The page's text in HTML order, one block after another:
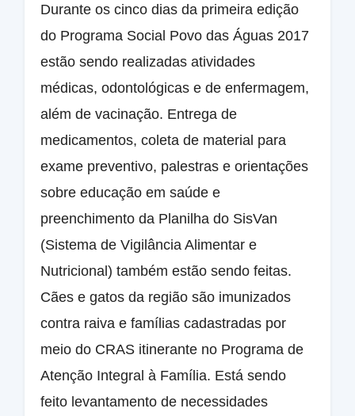
Durante os cinco dias da primeira edição
do Programa Social Povo das Águas 2017
estão sendo realizadas atividades
médicas, odontológicas e de enfermagem,
além de vacinação. Entrega de
medicamentos, coleta de material para
exame preventivo, palestras e orientações
sobre educação em saúde e
preenchimento da Planilha do SisVan
(Sistema de Vigilância Alimentar e
Nutricional) também estão sendo feitas.
Cães e gatos da região são imunizados
contra raiva e famílias cadastradas por
meio do CRAS itinerante no Programa de
Atenção Integral à Família. Está sendo
feito levantamento de necessidades